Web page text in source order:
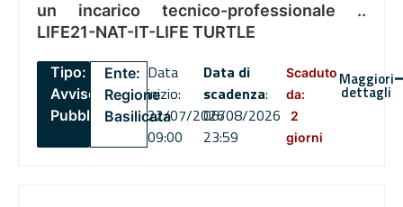
un incarico tecnico-professionale ..
LIFE21-NAT-IT-LIFE TURTLE
Tipo:
Avviso
Pubblico
Ente:
Regione
Basilicata
Data
inizio:
22/07/2026
09:00
Data di
scadenza:
06/08/2026
23:59
Scaduto
da:
2
giorni
Maggiori
dettagli